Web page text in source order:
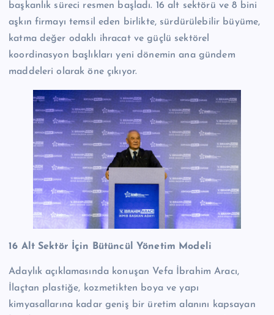
başkanlık süreci resmen başladı. 16 alt sektörü ve 8 bini
aşkın firmayı temsil eden birlikte, sürdürülebilir büyüme,
katma değer odaklı ihracat ve güçlü sektörel
koordinasyon başlıkları yeni dönemin ana gündem
maddeleri olarak öne çıkıyor.
16 Alt Sektör İçin Bütüncül Yönetim Modeli
Adaylık açıklamasında konuşan Vefa İbrahim Aracı,
İlaçtan plastiğe, kozmetikten boya ve yapı
kimyasallarına kadar geniş bir üretim alanını kapsayan